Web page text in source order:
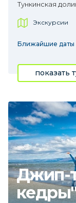
Тункинская
Экскурсии
Ближайшие даты
показать
Джип-